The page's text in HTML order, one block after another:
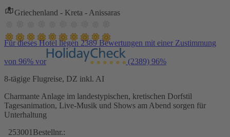
Griechenland - Kreta - Anissaras
Für dieses Hotel liegen 2389 Bewertungen mit einer Zustimmung
von 96% vor (2389) 96%
8-tägige Flugreise, DZ inkl. AI
Charmante Anlage im landestypischen, kretischen Dorfstil
Tagesanimation, Live-Musik und Shows am Abend sorgen für
Unterhaltung
253001 Bestellnr.: